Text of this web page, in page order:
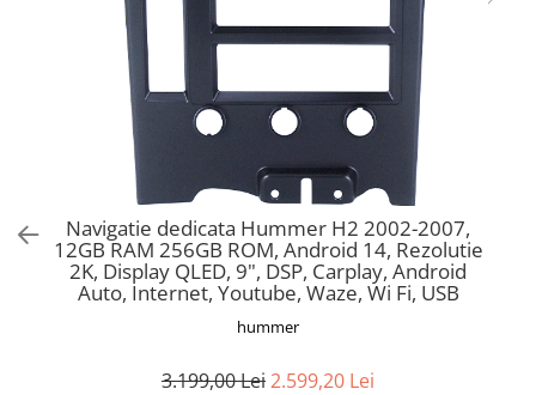
Navigatie dedicata Hummer H2 2002-2007,
12GB RAM 256GB ROM, Android 14, Rezolutie
2K, Display QLED, 9", DSP, Carplay, Android
Auto, Internet, Youtube, Waze, Wi Fi, USB
hummer
3.199,00 Lei2.599,20 Lei